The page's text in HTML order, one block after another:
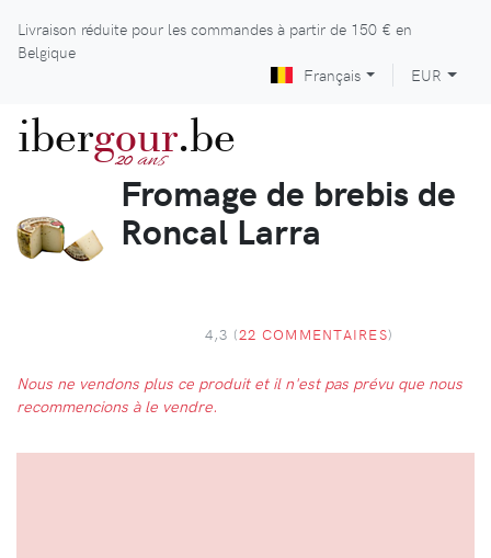
Livraison réduite pour les commandes à partir de 150 € en
Belgique
Français
EUR
ibergour
20 ans .be
Fromage de brebis de
Roncal Larra
4,3 (22 COMMENTAIRES)
Nous ne vendons plus ce produit et il n'est pas prévu que nous
recommencions à le vendre.